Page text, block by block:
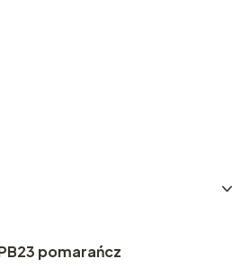
pomarańcz